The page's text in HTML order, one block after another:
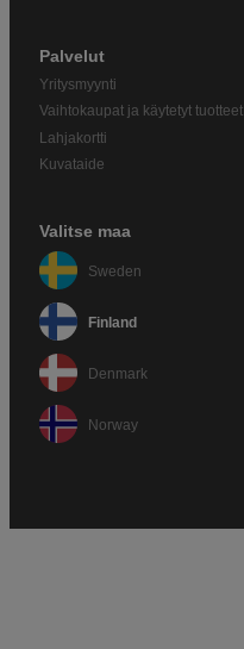
Palvelut
Yritysmyynti
Vaihtokaupat ja käytetyt tuotteet
Lahjakortti
Kuvataide
Valitse maa
Sweden
Finland
Denmark
Norway